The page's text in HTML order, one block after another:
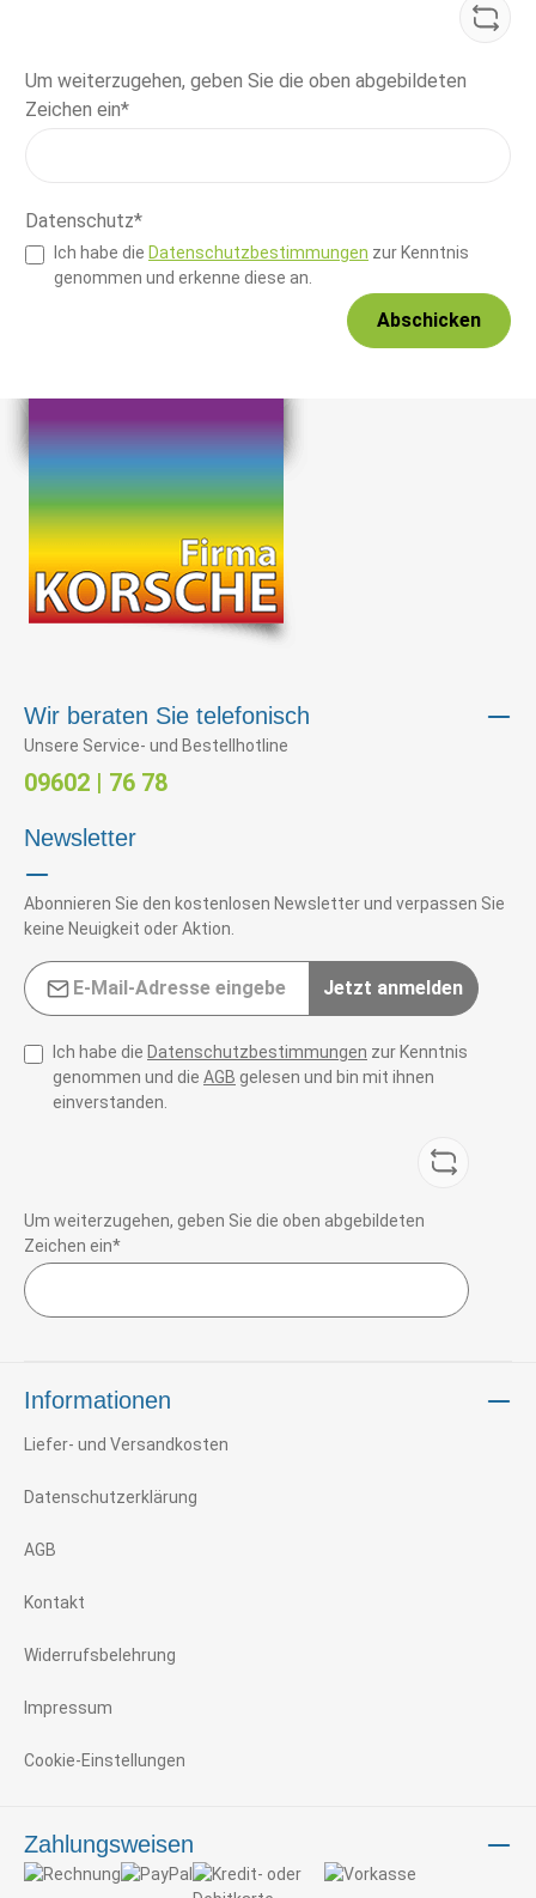
Um weiterzugehen, geben Sie die oben abgebildeten
Zeichen ein*
Datenschutz*
Ich habe die Datenschutzbestimmungen zur Kenntnis
genommen und erkenne diese an.
Abschicken
Wir beraten Sie telefonisch
Unsere Service- und Bestellhotline
09602 | 76 78
Newsletter
Abonnieren Sie den kostenlosen Newsletter und verpassen Sie
keine Neuigkeit oder Aktion.
E-Mail-Adresse*
Jetzt anmelden
Ich habe die Datenschutzbestimmungen zur Kenntnis
genommen und die AGB gelesen und bin mit ihnen
einverstanden.
Um weiterzugehen, geben Sie die oben abgebildeten
Zeichen ein*
Informationen
Liefer- und Versandkosten
Datenschutzerklärung
AGB
Kontakt
Widerrufsbelehrung
Impressum
Cookie-Einstellungen
Zahlungsweisen